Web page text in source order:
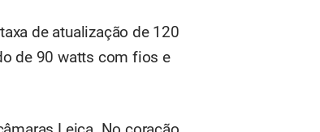
de atualização de 120
de 90 watts com fios e